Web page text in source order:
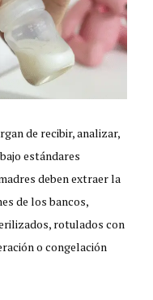
de recibir, analizar,
estándares
deben extraer la
de los bancos,
rotulados con
o congelación